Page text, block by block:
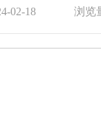
02-18 浏览